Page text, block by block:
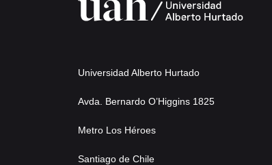
Universidad Alberto Hurtado
Avda. Bernardo O’Higgins 1825
Metro Los Héroes
Santiago de Chile